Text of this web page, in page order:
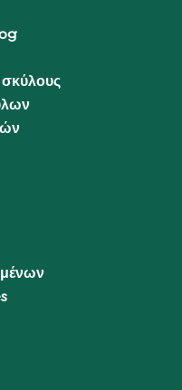
σκύλους